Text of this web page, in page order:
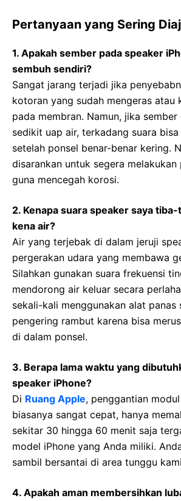
Pertanyaan yang Sering
1. Apakah sember pada speaker
sembuh sendiri?
Sangat jarang terjadi jika
kotoran yang sudah mengeras atau
pada membran. Namun, jika
sedikit uap air, terkadang suara
setelah ponsel benar-benar kering.
disarankan untuk segera melakukan
guna mencegah korosi.
2. Kenapa suara speaker saya
kena air?
Air yang terjebak di dalam jeruji
pergerakan udara yang membawa
Silahkan gunakan suara frekuensi
mendorong air keluar secara
sekali-kali menggunakan alat panas
pengering rambut karena bisa
di dalam ponsel.
3. Berapa lama waktu yang
speaker iPhone?
Di Ruang Apple, penggantian
biasanya sangat cepat, hanya
sekitar 30 hingga 60 menit saja
model iPhone yang Anda miliki.
sambil bersantai di area tunggu
4. Apakah aman membersihkan